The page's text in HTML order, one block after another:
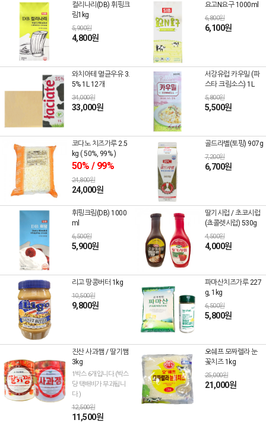
컬리나리(DB) 휘핑크
림1kg
5,900원
4,800원
요고N요구 1000ml
6,800원
6,100원
와치아테 멸균우유 3.
5% 1L 12개
34,000원
33,000원
서강유럽 카우밀 (파
스타 크림소스) 1L
5,800원
5,500원
코다노 치즈가루 2.5
kg ( 50%, 99% )
50% / 99%
24,800원
24,000원
골드라벨(토핑) 907g
7,200원
6,700원
휘핑크림(DB) 1000
ml
6,500원
5,900원
딸기시럽 / 초코시럽
(쵸콜렛시럽) 530g
4,500원
4,000원
리고 땅콩버터 1kg
10,500원
9,800원
파마산치즈가루 227
g, 1kg
6,500원
5,800원
진산 사과쨈 / 딸기쨈
3kg
1박스 6개입니다.(박스
당 택배비가 부과됩니
다.)
12,500원
11,500원
오쉐프 모짜렐라 눈
꽃치즈 1kg
25,000원
21,000원